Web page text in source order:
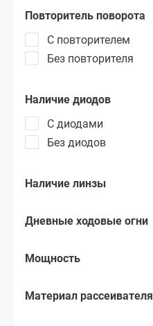
Повторитель поворота
С повторителем
Без повторителя
Наличие диодов
С диодами
Без диодов
Наличие линзы
Дневные ходовые огни
Мощность
Материал рассеивателя